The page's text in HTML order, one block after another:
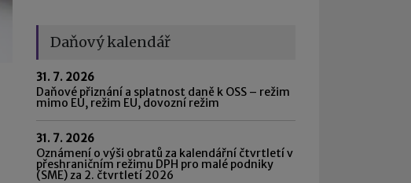
Daňový kalendář
31. 7. 2026
Daňové přiznání a splatnost daně k OSS – režim
mimo EU, režim EU, dovozní režim
31. 7. 2026
Oznámení o výši obratů za kalendářní čtvrtletí v
přeshraničním režimu DPH pro malé podniky
(SME) za 2. čtvrtletí 2026